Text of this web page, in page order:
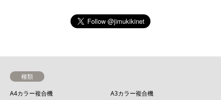
種類
A4カラー複合機
A3カラー複合機